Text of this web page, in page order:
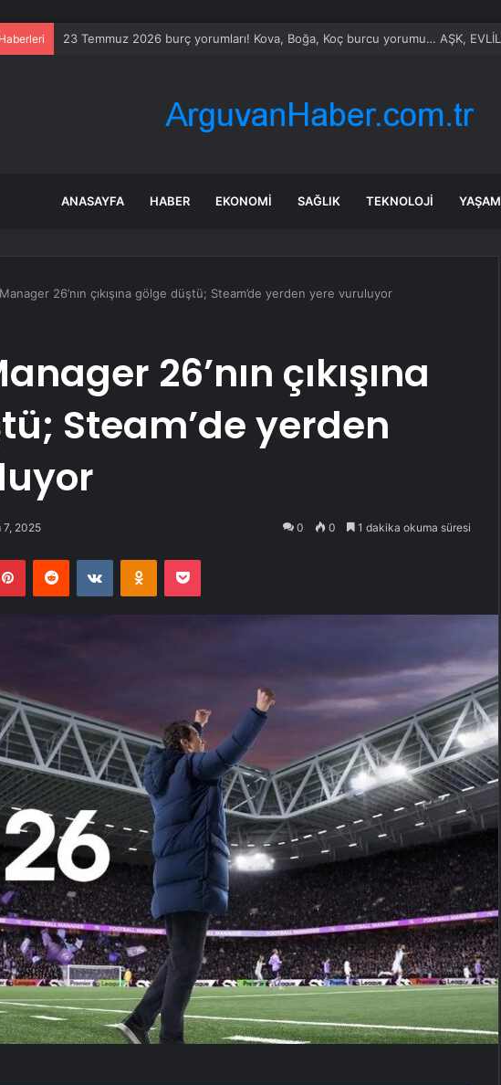
Türkiye ile Vietnam arasında ‘hava’da yeni dönem… Sefer kapasitesi artırıldı
ANASAYFA HABER EKONOMI SAĞLIK TEKNOLOJI YAŞAM
26’nın çıkışına gölge düştü; Steam’de yerden yere vuruluyor
26’nın çıkışına
Steam’de yerden
7, 2025 0 0 1 dakika okuma süresi
PinterestReddit VKontakteOdnoklassniki
Pocket